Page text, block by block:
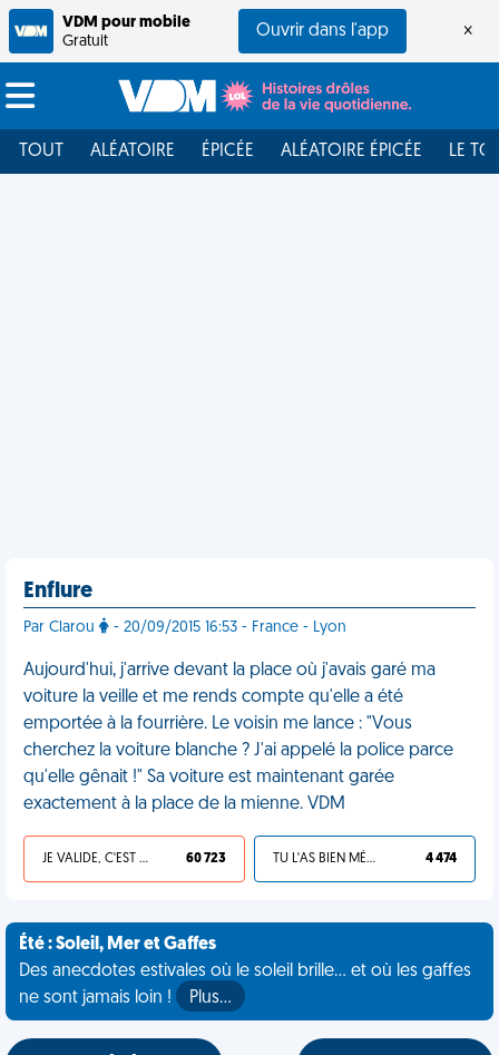
VDM pour mobile
Gratuit
Ouvrir dans l'app ×
TOUT ALÉATOIRE ÉPICÉE ALÉATOIRE ÉPICÉE LE
Enflure
Par Clarou - 20/09/2015 16:53 - France - Lyon
Aujourd'hui, j'arrive devant la place où j'avais garé ma
voiture la veille et me rends compte qu'elle a été
emportée à la fourrière. Le voisin me lance : "Vous
cherchez la voiture blanche ? J'ai appelé la police parce
qu'elle gênait !" Sa voiture est maintenant garée
exactement à la place de la mienne. VDM
JE VALIDE, C'EST UNE VDM 60 723 TU L'AS BIEN MÉRITÉ 4 474
Été : Soleil, Mer et Gaffes
Des anecdotes estivales où le soleil brille... et où les gaffes
ne sont jamais loin !
Plus…